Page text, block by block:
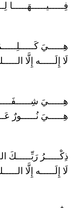
هِـــــيَ
لَا إِلَـــــه إِلَّا
هِـــــيَ
هِـــــيَ نُـــــورٌ
ذِكْـــــرُ رَبِّـــــكَ
لَا إِلَـــــه إِلَّا